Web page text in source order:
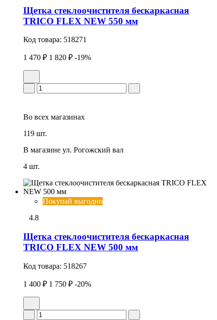
Щетка стеклоочистителя бескаркасная
TRICO FLEX NEW 550 мм
Код товара: 518271
1 470 ₽ 1 820 ₽ -19%
Во всех магазинах
119 шт.
В магазине ул. Рогожский вал
4 шт.
Покупай выгодно
4.8
Щетка стеклоочистителя бескаркасная
TRICO FLEX NEW 500 мм
Код товара: 518267
1 400 ₽ 1 750 ₽ -20%